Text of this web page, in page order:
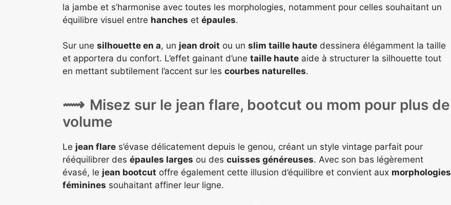
la jambe et s’harmonise avec toutes les morphologies, notamment pour celles souhaitant un
équilibre visuel entre hanches et épaules.
Sur une silhouette en a, un jean droit ou un slim taille haute dessinera élégamment la taille
et apportera du confort. L’effet gainant d’une taille haute aide à structurer la silhouette tout
en mettant subtilement l’accent sur les courbes naturelles.
Misez sur le jean flare, bootcut ou mom pour plus de
volume
Le jean flare s’évase délicatement depuis le genou, créant un style vintage parfait pour
rééquilibrer des épaules larges ou des cuisses généreuses. Avec son bas légèrement
évasé, le jean bootcut offre également cette illusion d’équilibre et convient aux morphologies
féminines souhaitant affiner leur ligne.